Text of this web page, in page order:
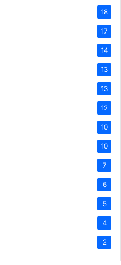
18
17
14
13
13
12
10
10
7
6
5
4
2